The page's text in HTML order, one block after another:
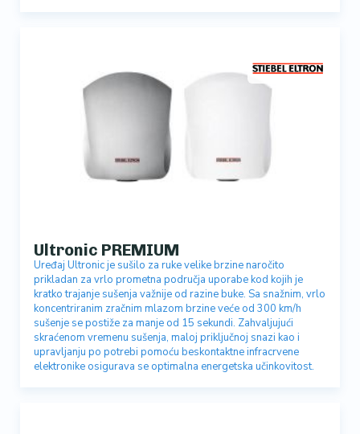
Ultronic PREMIUM
Uređaj Ultronic je sušilo za ruke velike brzine naročito
prikladan za vrlo prometna područja uporabe kod kojih je
kratko trajanje sušenja važnije od razine buke. Sa snažnim, vrlo
koncentriranim zračnim mlazom brzine veće od 300 km/h
sušenje se postiže za manje od 15 sekundi. Zahvaljujući
skraćenom vremenu sušenja, maloj priključnoj snazi kao i
upravljanju po potrebi pomoću beskontaktne infracrvene
elektronike osigurava se optimalna energetska učinkovitost.